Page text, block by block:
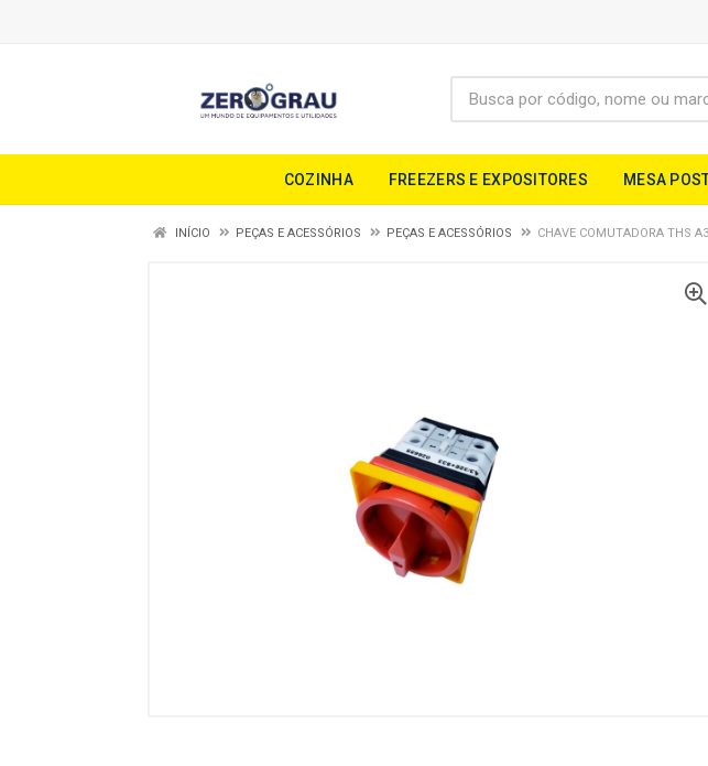
COZINHA FREEZERS E EXPOSITORES MESA
INÍCIO PEÇAS E ACESSÓRIOS PEÇAS E ACESSÓRIOS CHAVE COMUTADORA THS